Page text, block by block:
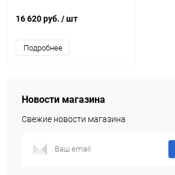
16 620 руб. / шт
Подробнее
Новости магазина
Свежие новости магазина